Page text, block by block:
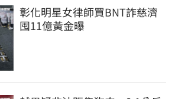
彰化明星女律師買BNT詐慈濟
囤11億黃金曝